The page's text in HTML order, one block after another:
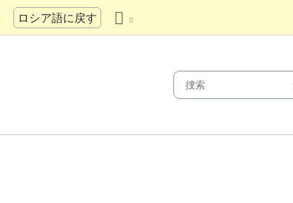
ロシア語に戻す